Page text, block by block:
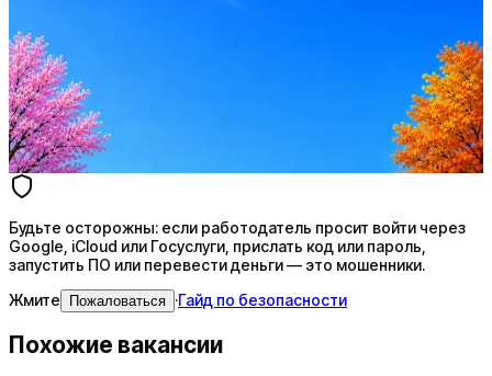
Будьте осторожны: если работодатель просит войти через
Google, iCloud или Госуслуги, прислать код или пароль,
запустить ПО или перевести деньги — это мошенники.
Жмите
Пожаловаться ·Гайд по безопасности
Похожие вакансии